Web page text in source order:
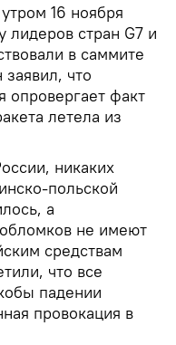
16 ноября
лидеров стран G7 и
в саммите
что
опровергает факт
летела из
никаких
польской
а
не имеют
средствам
что все
падении
провокация в